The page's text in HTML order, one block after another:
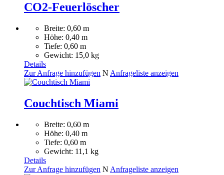
CO2-Feuerlöscher
Breite: 0,60 m
Höhe: 0,40 m
Tiefe: 0,60 m
Gewicht: 15,0 kg
Details
Zur Anfrage hinzufügen N Anfrageliste anzeigen
Couchtisch Miami
Breite: 0,60 m
Höhe: 0,40 m
Tiefe: 0,60 m
Gewicht: 11,1 kg
Details
Zur Anfrage hinzufügen N Anfrageliste anzeigen